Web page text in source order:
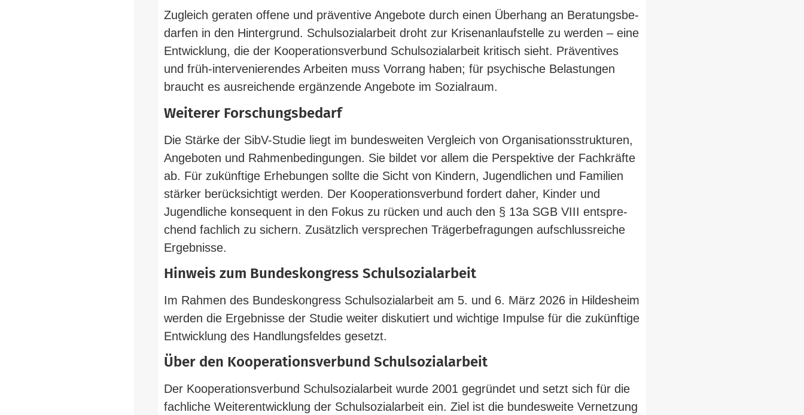
Zugleich geraten offene und prä­ventive Angebote durch einen Überhang an Bera­tungs­be­
darfen in den Hin­ter­grund. Schul­so­zi­al­arbeit droht zur Kri­sen­an­lauf­stelle zu werden – eine
Ent­wicklung, die der Koope­ra­ti­ons­verbund Schul­so­zi­al­arbeit kri­tisch sieht. Prä­ven­tives
und früh-​intervenierendes Arbeiten muss Vorrang haben; für psy­chische Belas­tungen
braucht es aus­rei­chende ergän­zende Angebote im Sozialraum.
Wei­terer Forschungsbedarf
Die Stärke der SibV-​Studie liegt im bun­des­weiten Ver­gleich von Orga­ni­sa­ti­ons­struk­turen,
Ange­boten und Rah­men­be­din­gungen. Sie bildet vor allem die Per­spektive der Fach­kräfte
ab. Für zukünftige Erhe­bungen sollte die Sicht von Kindern, Jugend­lichen und Familien
stärker berück­sichtigt werden. Der Koope­ra­ti­ons­verbund fordert daher, Kinder und
Jugend­liche kon­se­quent in den Fokus zu rücken und auch den § 13a SGB VIII ent­spre­
chend fachlich zu sichern. Zusätzlich ver­sprechen Trä­ger­be­fra­gungen auf­schluss­reiche
Ergebnisse.
Hinweis zum Bun­des­kon­gress Schulsozialarbeit
Im Rahmen des Bun­des­kon­gress Schul­so­zi­al­arbeit am 5. und 6. März 2026 in Hil­desheim
werden die Ergeb­nisse der Studie weiter dis­ku­tiert und wichtige Impulse für die zukünftige
Ent­wicklung des Hand­lungs­feldes gesetzt.
Über den Koope­ra­ti­ons­verbund Schulsozialarbeit
Der Koope­ra­ti­ons­verbund Schul­so­zi­al­arbeit wurde 2001 gegründet und setzt sich für die
fach­liche Wei­ter­ent­wicklung der Schul­so­zi­al­arbeit ein. Ziel ist die bun­des­weite Ver­netzung